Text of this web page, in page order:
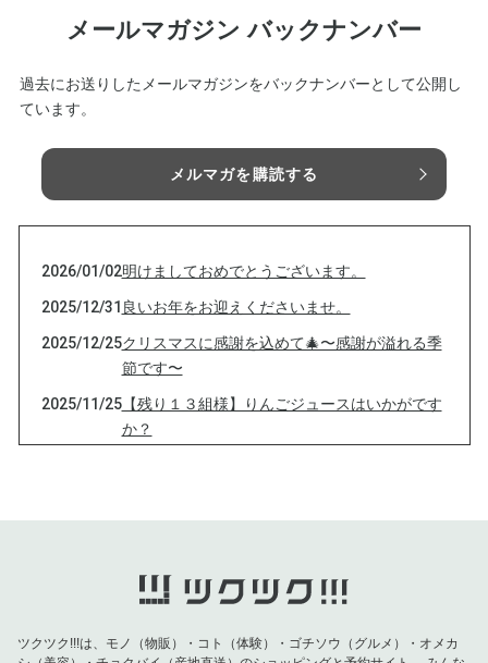
メールマガジン バックナンバー
過去にお送りしたメールマガジンをバックナンバーとして公開し
ています。
メルマガを購読する
2026/01/02明けましておめでとうございます。
2025/12/31 良いお年をお迎えくださいませ。
2025/12/25クリスマスに感謝を込めて🎄〜感謝が溢れる季
節です〜
2025/11/25【残り１３組様】りんごジュースはいかがです
か？
2025/10/14今季りんご初出荷♪
【りんごジュース残り１８組様】お祭りシーズ
2025/03/20宇宙元旦〜春分の日🌸
ツクツク!!!は、モノ（物販）・コト（体験）・ゴチソウ（グルメ）・オメカ